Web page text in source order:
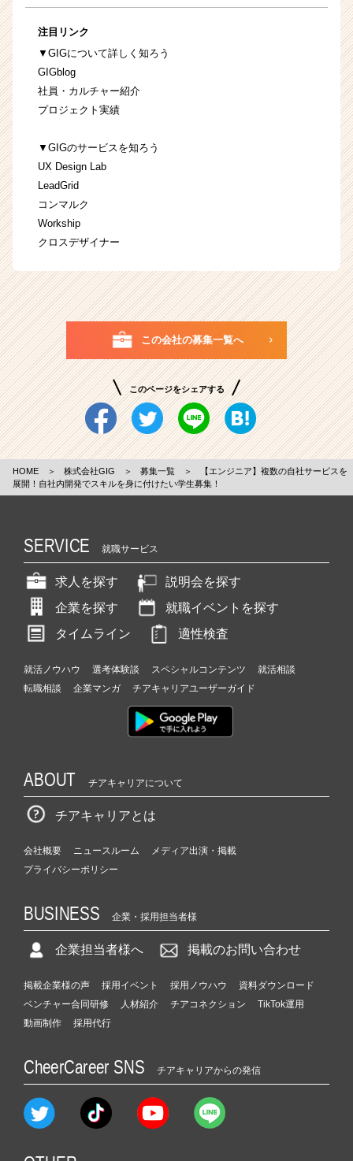
注目リンク
▼GIGについて詳しく知ろう
GIGblog
社員・カルチャー紹介
プロジェクト実績
▼GIGのサービスを知ろう
UX Design Lab
LeadGrid
コンマルク
Workship
クロスデザイナー
この会社の募集一覧へ
このページをシェアする
HOME ＞ 株式会社GIG ＞ 募集一覧 ＞
【エンジニア】複数の自社サービスを
展開！自社内開発でスキルを身に付けたい学生募集！
SERVICE 就職サービス
求人を探す
説明会を探す
企業を探す
就職イベントを探す
タイムライン
適性検査
就活ノウハウ 選考体験談 スペシャルコンテンツ
就活相談
転職相談
企業マンガ チアキャリアユーザーガイド
ABOUT チアキャリアについて
チアキャリアとは
会社概要 ニュースルーム
メディア出演・掲載
プライバシーポリシー
BUSINESS 企業・採用担当者様
企業担当者様へ 掲載のお問い合わせ
掲載企業様の声 採用イベント 採用ノウハウ
資料ダウンロード
ベンチャー合同研修
人材紹介 チアコネクション
TikTok運用
動画制作
採用代行
CheerCareer SNS チアキャリアからの発信